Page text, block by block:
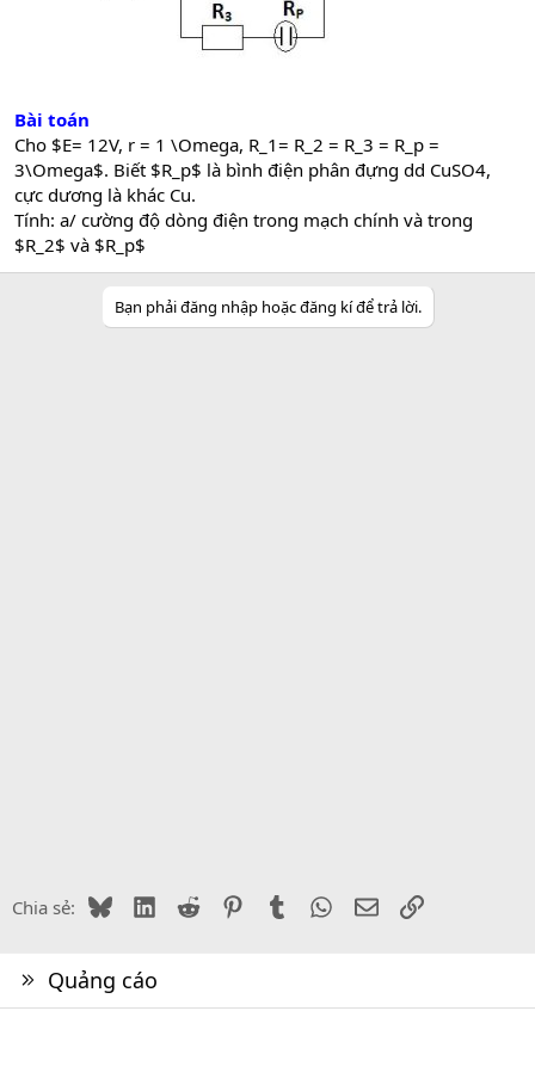
Bài toán
Cho $E= 12V, r = 1 \Omega, R_1= R_2 = R_3 = R_p =
3\Omega$. Biết $R_p$ là bình điện phân đựng dd CuSO4,
cực dương là khác Cu.
Tính: a/ cường độ dòng điện trong mạch chính và trong
$R_2$ và $R_p$
Bạn phải đăng nhập hoặc đăng kí để trả lời.
Chia sẻ: BlueskyLinkedIn
Reddit PinterestTumblr WhatsApp
EmailLink
Quảng cáo